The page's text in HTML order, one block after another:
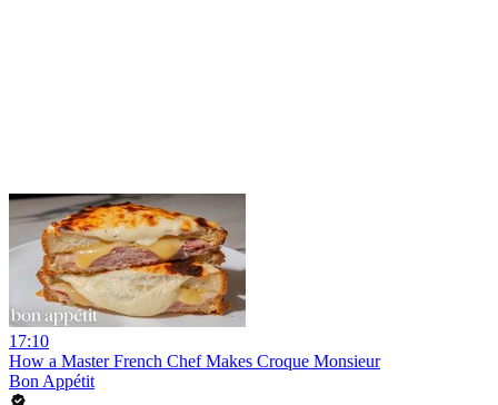
17:10
How a Master French Chef Makes Croque Monsieur
Bon Appétit